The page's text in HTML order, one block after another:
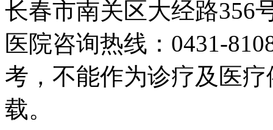
长春市南关区大经路356
医院咨询热线：0431-
考，不能作为诊疗及医
载。